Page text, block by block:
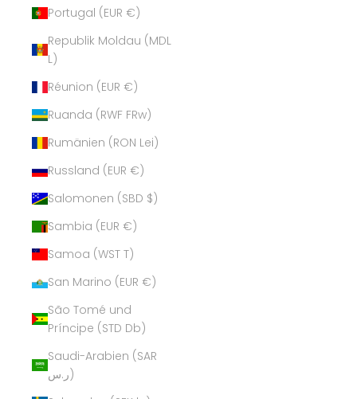
Portugal (EUR €)
Republik Moldau (MDL
L)
Réunion (EUR €)
Ruanda (RWF FRw)
Rumänien (RON Lei)
Russland (EUR €)
Salomonen (SBD $)
Sambia (EUR €)
Samoa (WST T)
San Marino (EUR €)
São Tomé und
Príncipe (STD Db)
Saudi-Arabien (SAR
ر.س)